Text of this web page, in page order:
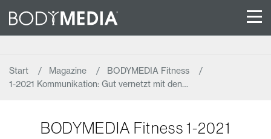
Start Magazine
BODYMEDIA Fitness
1-2021 Kommunikation: Gut vernetzt mit den…
BODYMEDIA Fitness 1-2021